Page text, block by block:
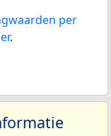
per
.